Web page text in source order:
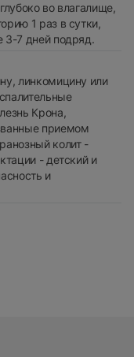
во влагалище,
1 раз в сутки,
3-7 дней подряд.
линкомицину или
Крона,
приемом
колит -
- детский и
и